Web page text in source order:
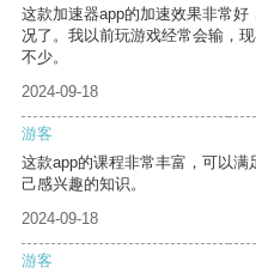
这款加速器app的加速效果非常
况了。我以前玩游戏经常会输，
不少。
2024-09-18
游客
这款app的课程非常丰富，可以
己感兴趣的知识。
2024-09-18
游客